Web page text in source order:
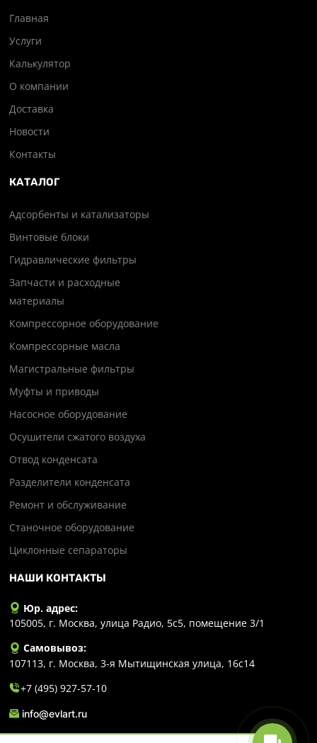
Главная
Услуги
Калькулятор
О компании
Доставка
Новости
Контакты
КАТАЛОГ
Адсорбенты и катализаторы
Винтовые блоки
Гидравлические фильтры
Запчасти и расходные
материалы
Компрессорное оборудование
Компрессорные масла
Магистральные фильтры
Муфты и приводы
Насосное оборудование
Осушители сжатого воздуха
Отвод конденсата
Разделители конденсата
Ремонт и обслуживание
Станочное оборудование
Циклонные сепараторы
НАШИ КОНТАКТЫ
Юр. адрес:
105005, г. Москва, улица Радио, 5с5, помещение 3/1
Самовывоз:
107113, г. Москва, 3-я Мытищинская улица, 16с14
+7 (495) 927-57-10
info@evlart.ru